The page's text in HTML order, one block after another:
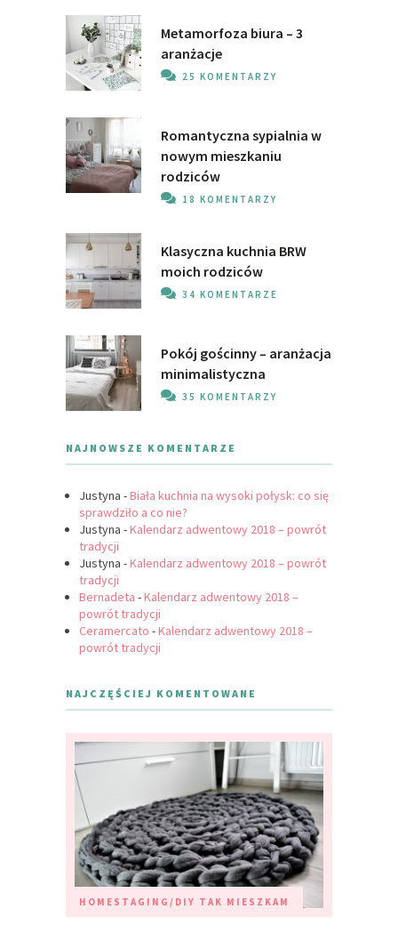
Metamorfoza biura – 3
aranżacje
25 KOMENTARZY
Romantyczna sypialnia w
nowym mieszkaniu
rodziców
18 KOMENTARZY
Klasyczna kuchnia BRW
moich rodziców
34 KOMENTARZE
Pokój gościnny – aranżacja
minimalistyczna
35 KOMENTARZY
NAJNOWSZE KOMENTARZE
Justyna -Biała kuchnia na wysoki połysk: co się
sprawdziło a co nie?
Justyna -Kalendarz adwentowy 2018 – powrót
tradycji
Justyna -Kalendarz adwentowy 2018 – powrót
tradycji
Bernadeta -Kalendarz adwentowy 2018 –
powrót tradycji
Ceramercato -Kalendarz adwentowy 2018 –
powrót tradycji
NAJCZĘŚCIEJ KOMENTOWANE
HOMESTAGING/DIY TAK MIESZKAM